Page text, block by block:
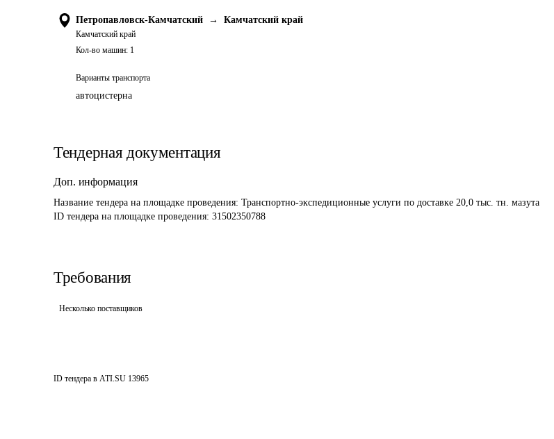
Петропавловск-Камчатский →
Камчатский край
Камчатский край
Кол-во машин: 1
Варианты транспорта
автоцистерна
Тендерная документация
Доп. информация
Название тендера на площадке проведения: Транспортно-экспедиционные услуги по доставке 20,0 тыс. тн. мазута
ID тендера на площадке проведения: 31502350788
Требования
Несколько поставщиков
ID тендера в ATI.SU 13965